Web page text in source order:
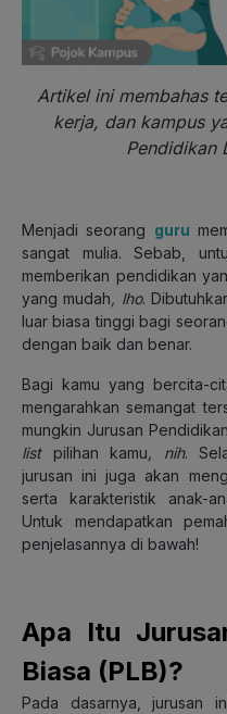
Artikel ini membahas
kerja, dan kampus
Pendidikan
Menjadi seorang guru
sangat mulia. Sebab,
memberikan pendidikan
yang mudah, lho.
luar biasa tinggi bagi
dengan baik dan benar.
Bagi kamu yang bercita-
mengarahkan semangat
mungkin Jurusan
list pilihan kamu, nih.
jurusan ini juga akan
serta karakteristik anak-
Untuk mendapatkan
penjelasannya di bawah!
Apa Itu
Biasa (PLB)?
Pada dasarnya, jurusan